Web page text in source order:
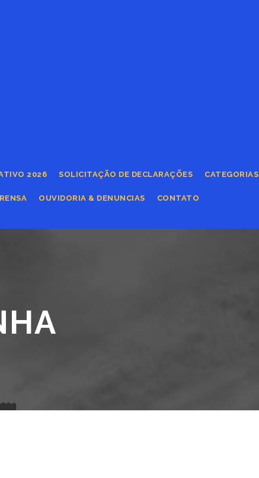
2026 SOLICITAÇÃO DE DECLARAÇÕES CATEGORIAS
OUVIDORIA & DENUNCIAS CONTATO